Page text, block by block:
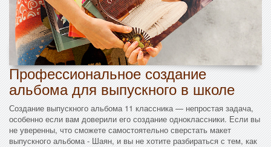
Профессиональное создание
альбома для выпускного в школе
Создание выпускного альбома 11 классника — непростая задача,
особенно если вам доверили его создание одноклассники. Если вы
не уверенны, что сможете самостоятельно сверстать макет
выпускного альбома - Шаян, и вы не хотите разбираться с тем, как